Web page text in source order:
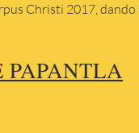
Christi 2017,
PAPANTLA